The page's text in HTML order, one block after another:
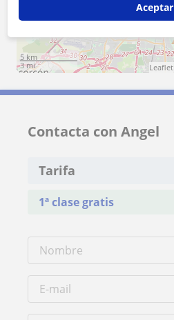
5 km
3 mi
Leaflet
Contacta con Angel
Tarifa
1ª clase gratis
Aceptar